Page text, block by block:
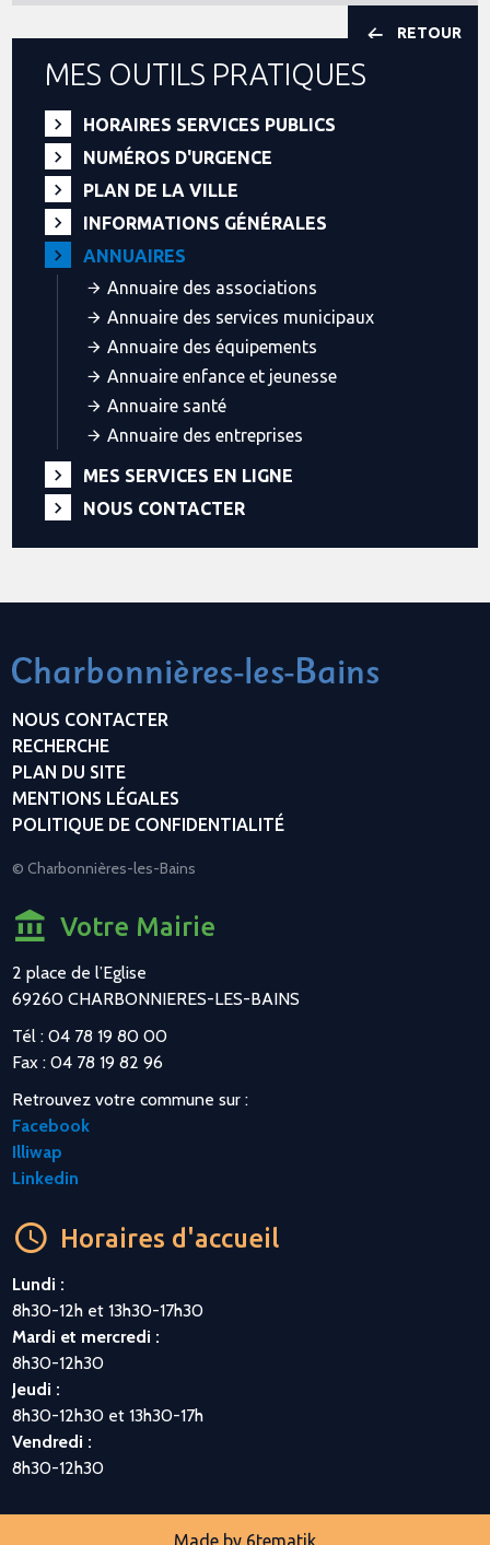
RETOUR
MES OUTILS PRATIQUES
HORAIRES SERVICES PUBLICS
NUMÉROS D'URGENCE
PLAN DE LA VILLE
INFORMATIONS GÉNÉRALES
ANNUAIRES
Annuaire des associations
Annuaire des services municipaux
Annuaire des équipements
Annuaire enfance et jeunesse
Annuaire santé
Annuaire des entreprises
MES SERVICES EN LIGNE
NOUS CONTACTER
NOUS CONTACTER
RECHERCHE
PLAN DU SITE
MENTIONS LÉGALES
POLITIQUE DE CONFIDENTIALITÉ
© Charbonnières-les-Bains
Votre Mairie
2 place de l’Eglise
69260 CHARBONNIERES-LES-BAINS
Tél : 04 78 19 80 00
Fax : 04 78 19 82 96
Retrouvez votre commune sur :
Facebook
Illiwap
Linkedin
Horaires d'accueil
Lundi :
8h30-12h et 13h30-17h30
Mardi et mercredi :
8h30-12h30
Jeudi :
8h30-12h30 et 13h30-17h
Vendredi :
8h30-12h30
Made by 6tematik